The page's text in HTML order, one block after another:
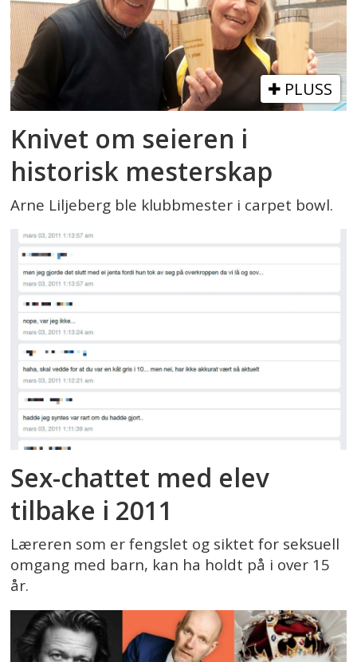
PLUSS
Knivet om seieren i
historisk mesterskap
Arne Liljeberg ble klubbmester i carpet bowl.
Sex-chattet med elev
tilbake i 2011
Læreren som er fengslet og siktet for seksuell
omgang med barn, kan ha holdt på i over 15
år.